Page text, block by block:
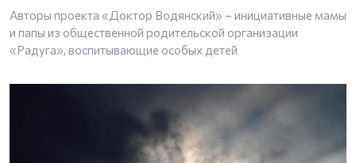
Авторы проекта «Доктор Водянский» – инициативные мамы
и папы из общественной родительской организации
«Радуга», воспитывающие особых детей